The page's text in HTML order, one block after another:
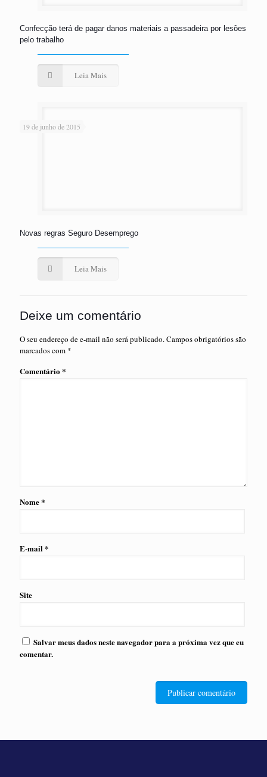
Confecção terá de pagar danos materiais a passadeira por lesões
pelo trabalho
Leia Mais
19 de junho de 2015
Novas regras Seguro Desemprego
Leia Mais
Deixe um comentário
O seu endereço de e-mail não será publicado.Campos obrigatórios são
marcados com *
Comentário*
Nome*
E-mail*
Site
Salvar meus dados neste navegador para a próxima vez que eu
comentar.